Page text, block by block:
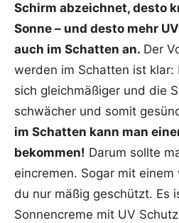
Schirm abzeichnet, desto
Sonne – und desto mehr
auch im Schatten an. Der
werden im Schatten ist klar:
sich gleichmäßiger und die
schwächer und somit
im Schatten kann man
bekommen! Darum sollte
eincremen. Sogar mit
du nur mäßig geschützt. Es
Sonnencreme mit UV